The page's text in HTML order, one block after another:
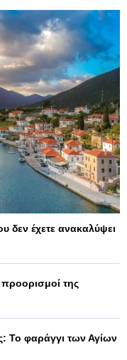
δεν έχετε ανακαλύψει
της
Το φαράγγι των Αγίων